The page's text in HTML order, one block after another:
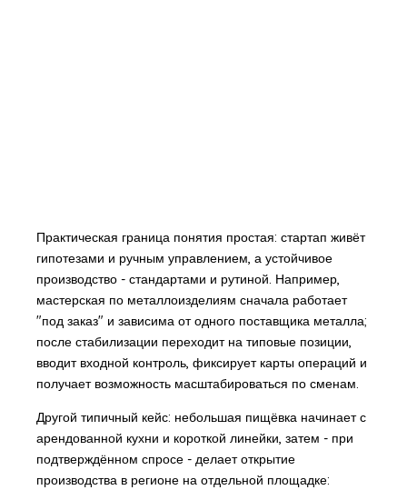
Практическая граница понятия простая: стартап живёт
гипотезами и ручным управлением, а устойчивое
производство - стандартами и рутиной. Например,
мастерская по металлоизделиям сначала работает
"под заказ" и зависима от одного поставщика металла;
после стабилизации переходит на типовые позиции,
вводит входной контроль, фиксирует карты операций и
получает возможность масштабироваться по сменам.
Другой типичный кейс: небольшая пищёвка начинает с
арендованной кухни и короткой линейки, затем - при
подтверждённом спросе - делает открытие
производства в регионе на отдельной площадке: